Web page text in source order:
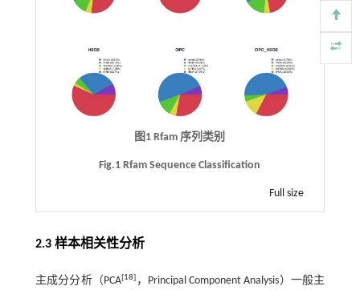
图1 Rfam 序列类别
Fig.1 Rfam Sequence Classification
Full size
2.3 样本相关性分析
主成分分析（PCA[18] ，Principal Component Analysis）一般主